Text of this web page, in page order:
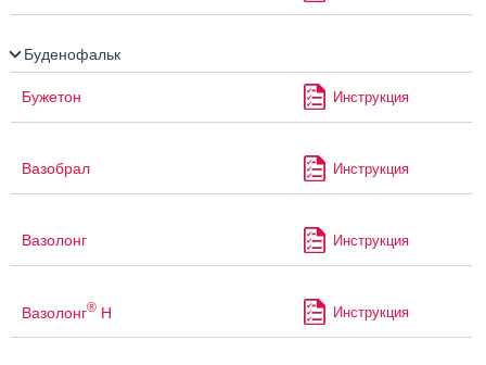
Буденофальк
Бужетон Инструкция
Вазобрал Инструкция
Вазолонг Инструкция
Вазолонг® Н Инструкция